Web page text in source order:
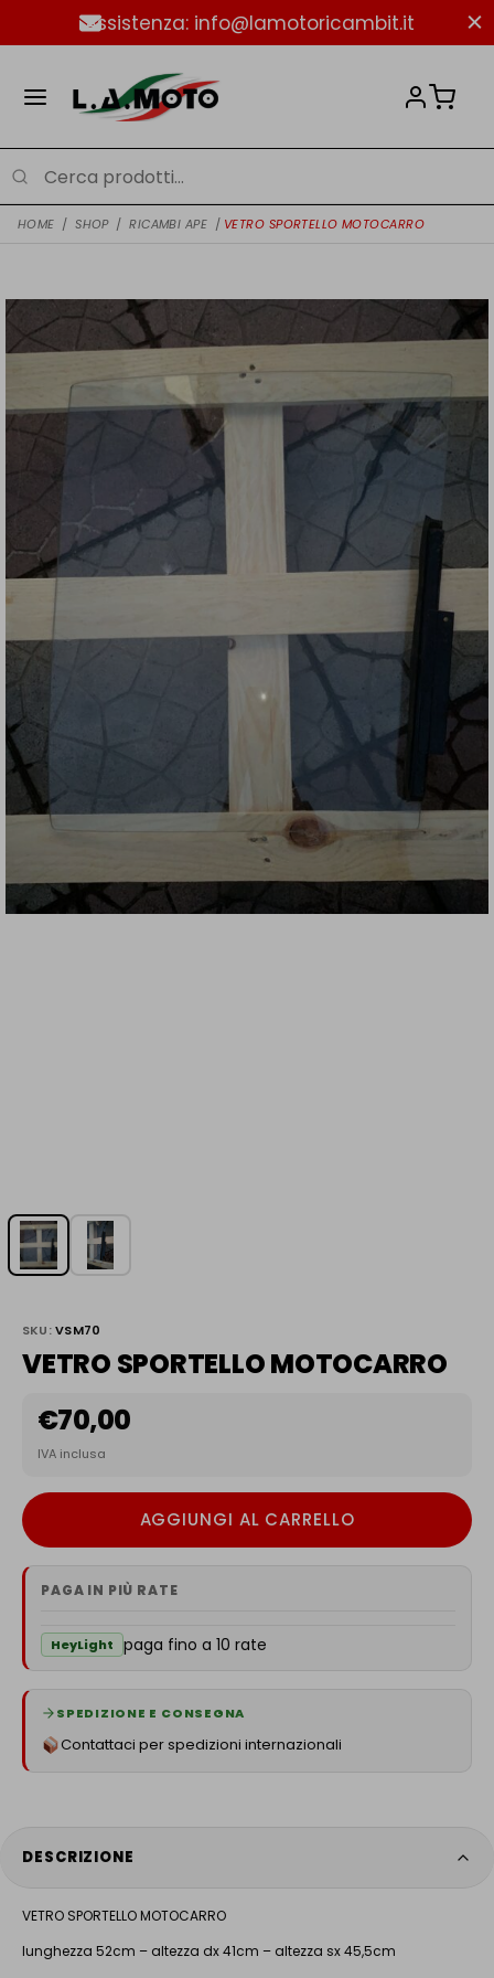
Assistenza: info@lamotoricambit.it
HOME / SHOP / RICAMBI APE / VETRO SPORTELLO MOTOCARRO
SKU: VSM70
VETRO SPORTELLO MOTOCARRO
€70,00
IVA inclusa
AGGIUNGI AL CARRELLO
PAGA IN PIÙ RATE
HeyLight paga fino a 10 rate
SPEDIZIONE E CONSEGNA
Contattaci per spedizioni internazionali
DESCRIZIONE
VETRO SPORTELLO MOTOCARRO
lunghezza 52cm – altezza dx 41cm – altezza sx 45,5cm